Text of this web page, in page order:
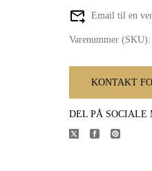
Email til en
Varenummer (SKU):
KONTAKT
DEL PÅ SOCIALE